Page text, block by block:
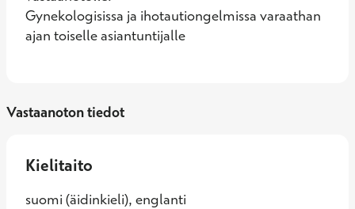
Gynekologisissa ja ihotautiongelmissa varaathan
ajan toiselle asiantuntijalle
Vastaanoton tiedot
Kielitaito
suomi (äidinkieli), englanti